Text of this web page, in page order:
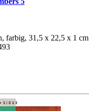
farbig, 31,5 x 22,5 x 1 cm